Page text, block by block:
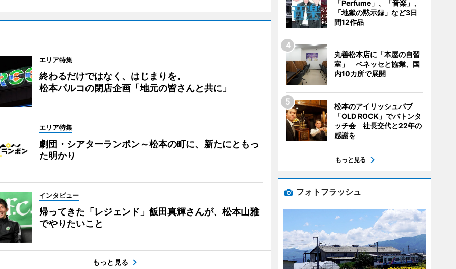
エリア特集
終わるだけではなく、はじまりを。
松本パルコの閉店企画「地元の皆さんと共に」
エリア特集
劇団・シアターランポン～松本の町に、新たにともっ
た明かり
インタビュー
帰ってきた「レジェンド」飯田真輝さんが、松本山雅
でやりたいこと
もっと見る
「Perfume」、「音楽」、
「地獄の黙示録」など3日
間12作品
丸善松本店に「本屋の自習
室」 ベネッセと協業、国
内10カ所で展開
松本のアイリッシュパブ
「OLD ROCK」でバトンタ
ッチ会 社長交代と22年の
感謝を
もっと見る
フォトフラッシュ